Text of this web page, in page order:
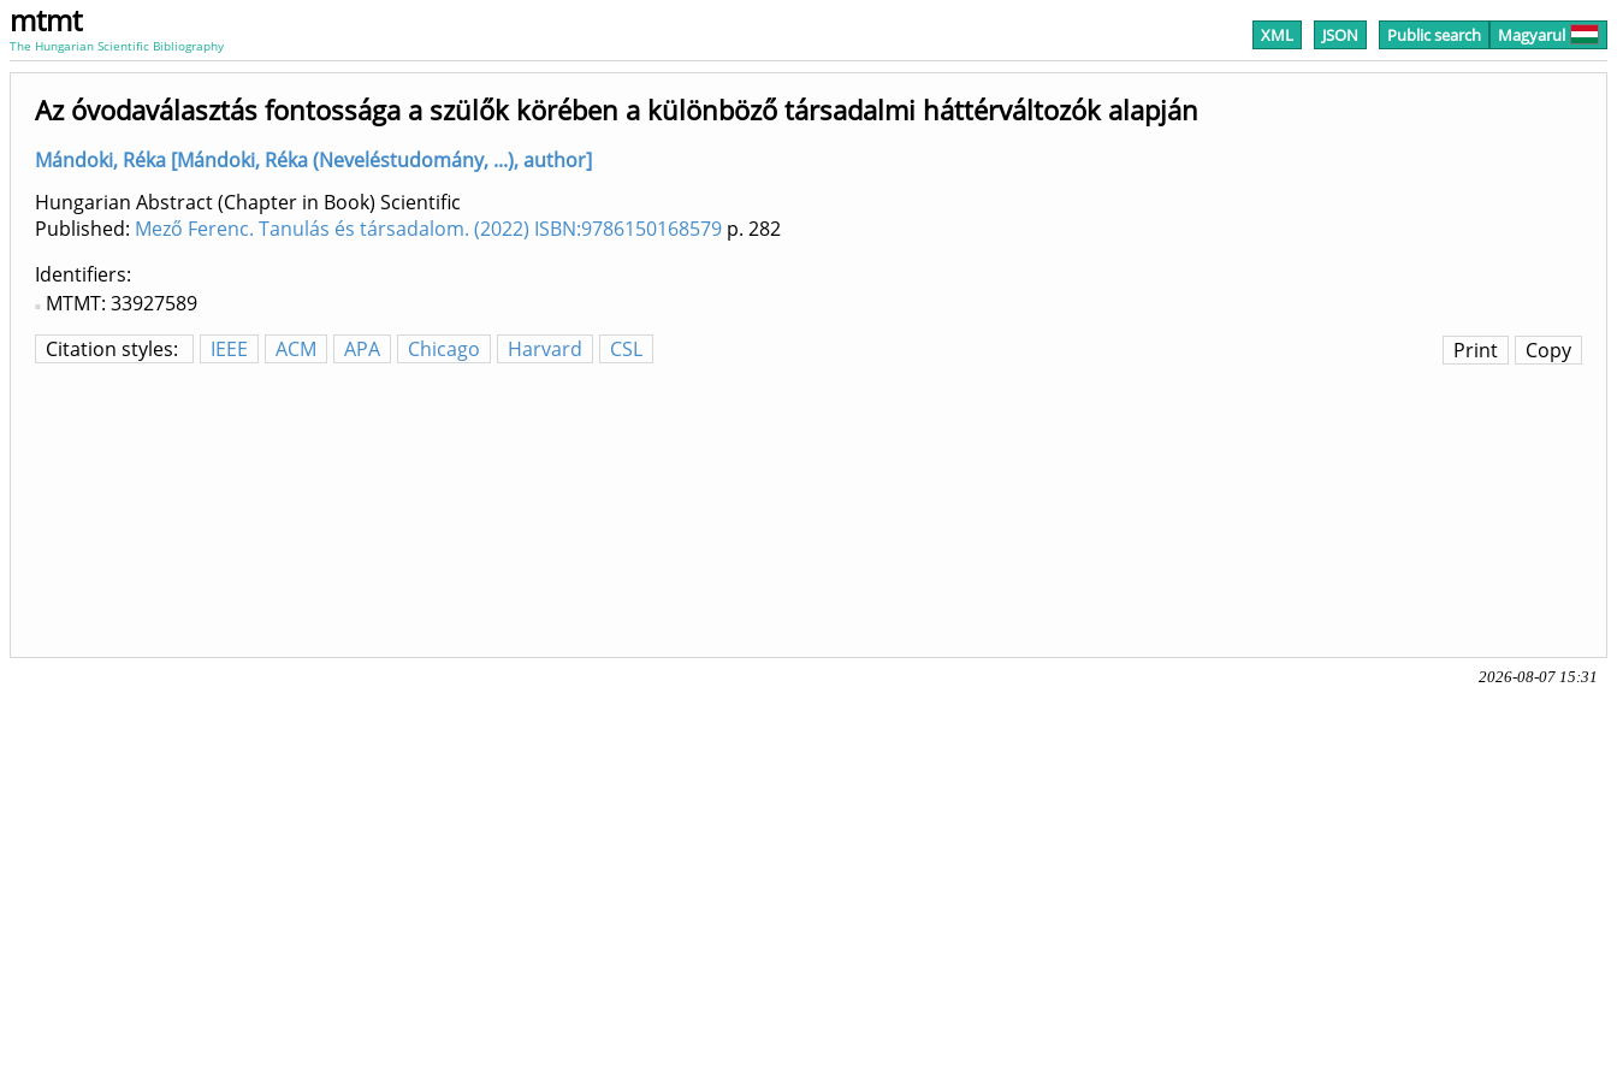
mtmt
The Hungarian Scientific Bibliography XML JSON Public search Magyarul
Az óvodaválasztás fontossága a szülők körében a különböző társadalmi háttérváltozók alapján
Mándoki, Réka [Mándoki, Réka (Neveléstudomány, ...), author]
Hungarian Abstract (Chapter in Book) Scientific
Published: Mező Ferenc. Tanulás és társadalom. (2022) ISBN:9786150168579 p. 282
Identifiers
MTMT: 33927589
Citation styles:
IEEE ACM APA Chicago Harvard CSL Copy
Print
2026-08-07 15:31